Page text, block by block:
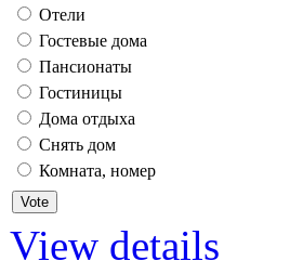
Отели
Гостевые дома
Пансионаты
Гостиницы
Дома отдыха
Снять дом
Комната, номер
View details